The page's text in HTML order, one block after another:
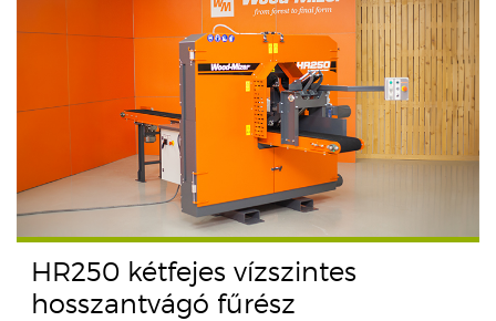
HR250 kétfejes vízszintes
hosszantvágó fűrész